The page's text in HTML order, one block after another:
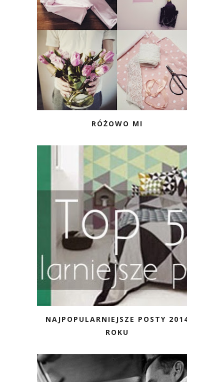
RÓŻOWO MI
NAJPOPULARNIEJSZE POSTY 2014
ROKU